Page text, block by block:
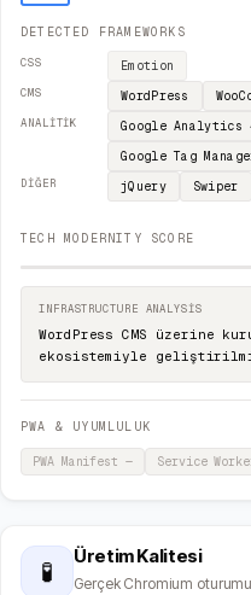
DETECTED FRAMEWORKS
CSS Emotion
CMS WordPress
ANALITIK Google Analytics
Google Tag
DIĞER jQuery Swiper
TECH MODERNITY SCORE
INFRASTRUCTURE ANALYSIS
WordPress CMS üzerine
ekosistemiyle
PWA & UYUMLULUK
PWA Manifest— Service
🧪
Üretim Kalitesi
Gerçek Chromium